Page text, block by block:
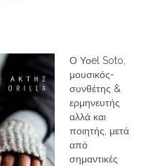
Ο Υοel Soto,
μουσικός-
συνθέτης &
ερμηνευτής
αλλά και
ποιητής, μετά
από
σημαντικές